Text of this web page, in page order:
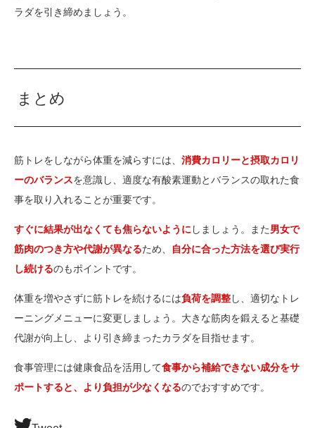
ラダを引き締めましょう。
まとめ
筋トレをしながら体重を減らすには、 消費カロリーと摂取カロリ
ーのバランスを意識し、適度な有酸素運動とバランスの取れた食
事を取り入れることが重要です。
すぐに結果が出なくても焦らないように しましょう。また男女で
筋肉のつき方や代謝が異なるため、
自分に合った方法を選び実行
し続けるのもポイントです。
体重を増やさずに筋トレを続けるには負荷を調整し、適切なトレ
ーニングメニューに変更しましょう。大きな筋肉を鍛えると基礎
代謝が向上し、より引き締まったカラダを目指せます。
食事管理には健康食品を活用して食事から補給できない成分をサ
ポートすると、より負担が少なくなるのでおすすめです。